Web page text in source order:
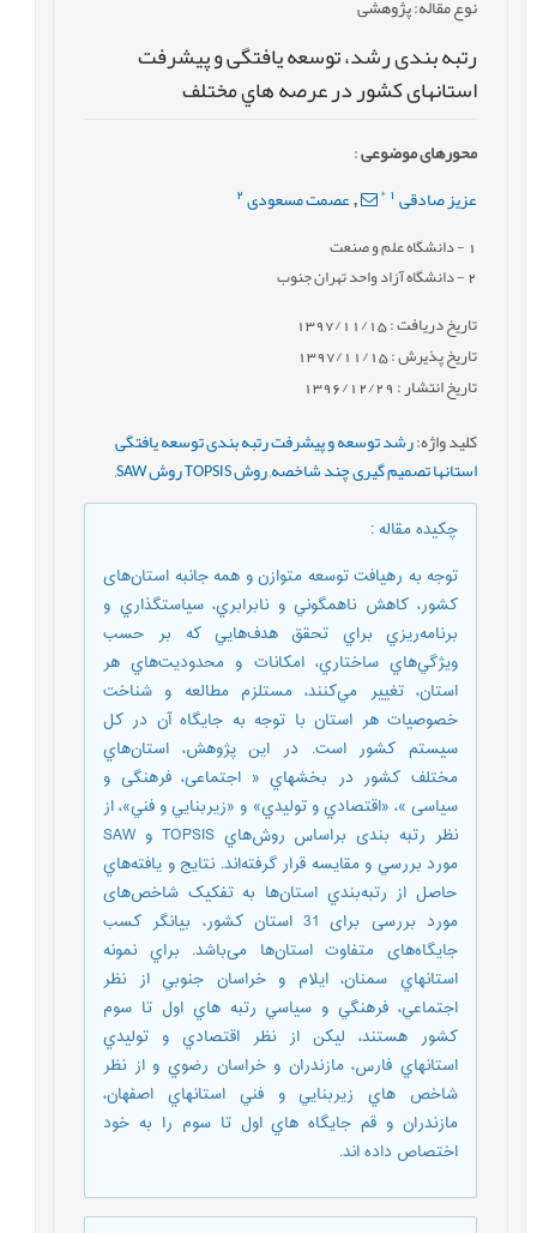
نوع مقاله: پژوهشی
رتبه بندی رشد، توسعه یافتگی و پيشرفت
استانهای کشور در عرصه هاي مختلف
محورهای موضوعی:
عزیز صادقی *
,عصمت مسعودی 2
- دانشگاه علم و صنعت
2- دانشگاه آزاد واحد تهران جنوب
تاریخ دریافت : 1397/11/15
تاریخ پذیرش : 1397/11/15
تاریخ انتشار : 1396/12/29
کلید واژه:رشد توسعه و پيشرفت رتبه بندی توسعه یافتگی
استانها تصمیم گیری چند شاخصه,روش TOPSIS روش SAW ,
چکیده مقاله:
توجه به رهيافت توسعه متوازن و همه جانبه استان‌های
کشور، كاهش ناهمگوني و نابرابري، سياستگذاري و
برنامه‌ريزي براي تحقق هدف‌هايي كه بر حسب
ويژگي‌هاي ساختاري، امكانات و محدوديت‌هاي هر
استان، تغيير مي‌كنند، مستلزم مطالعه و شناخت
خصوصيات هر استان با توجه به جايگاه آن در كل
سيستم کشور است. در اين پژوهش، استان‌هاي
مختلف كشور در بخشهاي « اجتماعی، فرهنگی و
سیاسی »، «اقتصادي و توليدي» و «زيربنايي و فني»، از
نظر رتبه بندی براساس روش‌هاي TOPSIS و SAW
مورد بررسي و مقايسه قرار گرفته‌اند. نتايج و يافته‌هاي
حاصل از رتبه‌بندي استان‌ها به تفکیک شاخص‌های
مورد بررسی برای 31 استان کشور، بيانگر کسب
جایگاه‌های متفاوت استان‌ها می‌باشد. براي نمونه
استانهاي سمنان، ايلام و خراسان جنوبي از نظر
اجتماعي، فرهنگي و سياسي رتبه هاي اول تا سوم
كشور هستند، ليكن از نظر اقتصادي و توليدي
استانهاي فارس، مازندران و خراسان رضوي و از نظر
شاخص هاي زيربنايي و فني استانهاي اصفهان،
مازندران و قم جايگاه هاي اول تا سوم را به خود
اختصاص داده اند.